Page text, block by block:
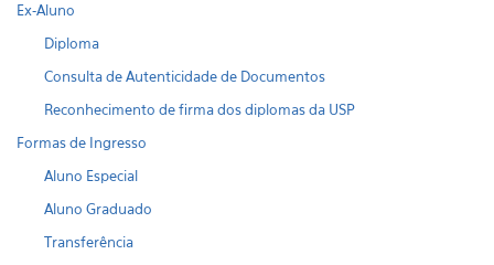
Ex-Aluno
Diploma
Consulta de Autenticidade de Documentos
Reconhecimento de firma dos diplomas da USP
Formas de Ingresso
Aluno Especial
Aluno Graduado
Transferência